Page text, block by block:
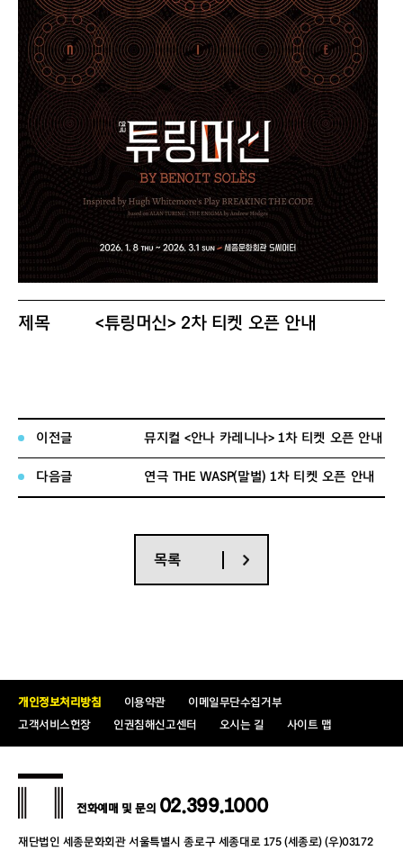
제목
<튜링머신> 2차 티켓 오픈 안내
티켓오픈
회차
2026년 1월 27일(화) ~ 2월 15일(일) /
총 24회
공연명 : 연극 <튜링머신>
관람시간 : 평일 19시 30분 | 토/일 14시, 18
시(월 공연 없음)
이전글 뮤지컬 <안나 카레니나> 1차 티켓 오픈 안내
다음글 연극 THE WASP(말벌) 1차 티켓 오픈 안내
목록
개인정보처리방침 이용약관
이메일무단수집거부
고객서비스헌장
인권침해신고센터 오시는 길 사이트 맵
재단법인 세종문화회관 서울특별시 종로구 세종대로 175 (세종로) (우)03172
전화예매 및 문의 02.399.1000